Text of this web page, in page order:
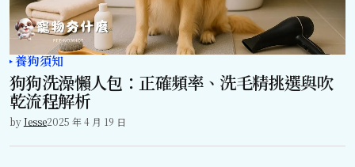
養狗須知
狗狗洗澡懶人包：正確頻率、洗毛精挑選與吹
乾流程解析
byJesse2025 年 4 月 19 日